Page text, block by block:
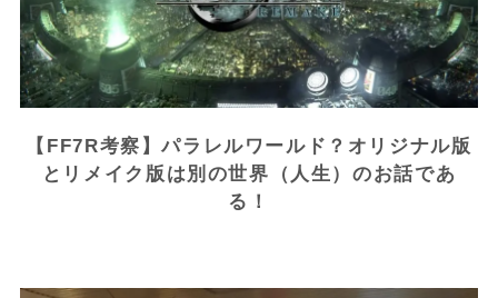
【FF7R考察】パラレルワールド？オリジナル版
とリメイク版は別の世界（人生）のお話であ
る！